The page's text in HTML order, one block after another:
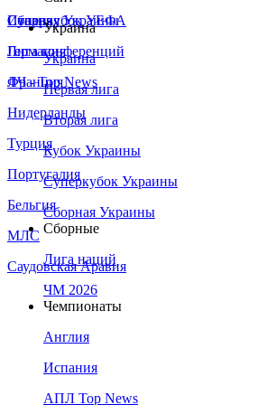
Сборная Украины
Италия
Германия
Франция
Нидерланды
Турция
Португалия
Бельгия
МЛС
Саудовская Аравия
Суперкубок УЕФА
Лига конференций
ЛЧ - Top News
Украина
Украина
Первая лига
Вторая лига
Кубок Украины
Суперкубок Украины
Сборная Украины
Сборные
Лига наций
ЧМ 2026
Чемпионаты
Англия
Испания
АПЛ Top News